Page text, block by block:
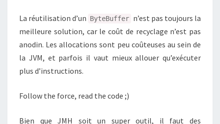
La réutilisation d’un ByteBuffer n’est pas toujours la
meilleure solution, car le coût de recyclage n’est pas
anodin. Les allocations sont peu coûteuses au sein de
la JVM, et parfois il vaut mieux allouer qu’exécuter
plus d’instructions.
Follow the force, read the code ;)
Bien que JMH soit un super outil, il faut des